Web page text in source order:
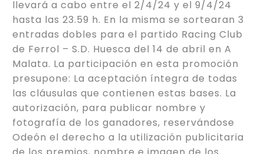
llevará a cabo entre el 2/4/24 y el 9/4/24
hasta las 23.59 h. En la misma se sortearan 3
entradas dobles para el partido Racing Club
de Ferrol – S.D. Huesca del 14 de abril en A
Malata. La participación en esta promoción
presupone: La aceptación íntegra de todas
las cláusulas que contienen estas bases. La
autorización, para publicar nombre y
fotografía de los ganadores, reservándose
Odeón el derecho a la utilización publicitaria